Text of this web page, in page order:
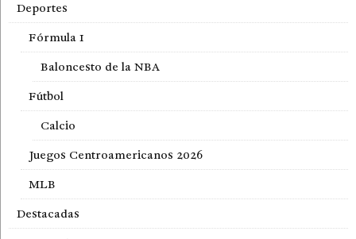
Deportes
Fórmula 1
Baloncesto de la NBA
Fútbol
Calcio
Juegos Centroamericanos 2026
MLB
Destacadas